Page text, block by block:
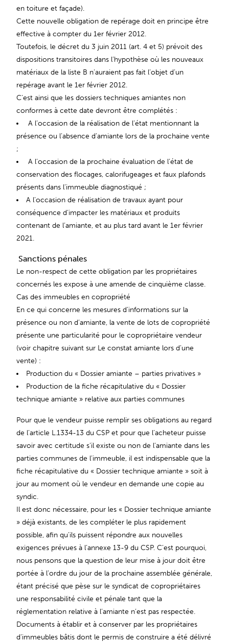
en toiture et façade).
Cette nouvelle obligation de repérage doit en principe être
effective à compter du 1er février 2012.
Toutefois, le décret du 3 juin 2011 (art. 4 et 5) prévoit des
dispositions transitoires dans l’hypothèse où les nouveaux
matériaux de la liste B n’auraient pas fait l’objet d’un
repérage avant le 1er février 2012.
C’est ainsi que les dossiers techniques amiantes non
conformes à cette date devront être complétés :
A l’occasion de la réalisation de l’état mentionnant la
présence ou l’absence d’amiante lors de la prochaine vente
;
A l’occasion de la prochaine évaluation de l’état de
conservation des flocages, calorifugeages et faux plafonds
présents dans l’immeuble diagnostiqué ;
A l’occasion de réalisation de travaux ayant pour
conséquence d’impacter les matériaux et produits
contenant de l’amiante, et au plus tard avant le 1er février
2021.
Sanctions pénales
Le non-respect de cette obligation par les propriétaires
concernés les expose à une amende de cinquième classe.
Cas des immeubles en copropriété
En ce qui concerne les mesures d’informations sur la
présence ou non d’amiante, la vente de lots de copropriété
présente une particularité pour le copropriétaire vendeur
(voir chapitre suivant sur Le constat amiante lors d’une
vente) :
Production du « Dossier amiante – parties privatives »
Production de la fiche récapitulative du « Dossier
technique amiante » relative aux parties communes
Pour que le vendeur puisse remplir ses obligations au regard
de l’article L.1334-13 du CSP et pour que l’acheteur puisse
savoir avec certitude s’il existe ou non de l’amiante dans les
parties communes de l’immeuble, il est indispensable que la
fiche récapitulative du « Dossier technique amiante » soit à
jour au moment où le vendeur en demande une copie au
syndic.
Il est donc nécessaire, pour les « Dossier technique amiante
» déjà existants, de les compléter le plus rapidement
possible, afin qu’ils puissent répondre aux nouvelles
exigences prévues à l’annexe 13-9 du CSP. C’est pourquoi,
nous pensons que la question de leur mise à jour doit être
portée à l’ordre du jour de la prochaine assemblée générale,
étant précisé que pèse sur le syndicat de copropriétaires
une responsabilité civile et pénale tant que la
réglementation relative à l’amiante n’est pas respectée.
Documents à établir et à conserver par les propriétaires
d’immeubles bâtis dont le permis de construire a été délivré